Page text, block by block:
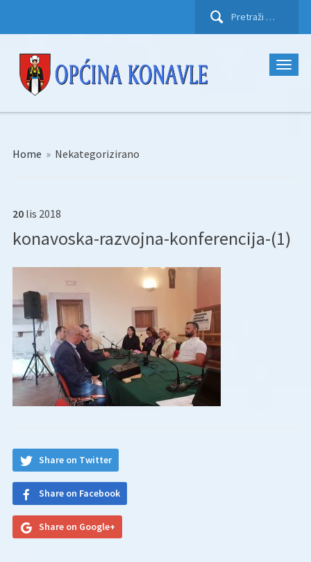
Pretraži:
Home » Nekategorizirano
20 lis 2018
konavoska-razvojna-konferencija-(1)
Share on Twitter
Share on Facebook
Share on Google+